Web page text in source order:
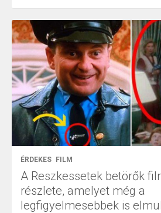
ÉRDEKES FILM
A Reszkessetek betörők
részlete, amelyet még a
legfigyelmesebbek is